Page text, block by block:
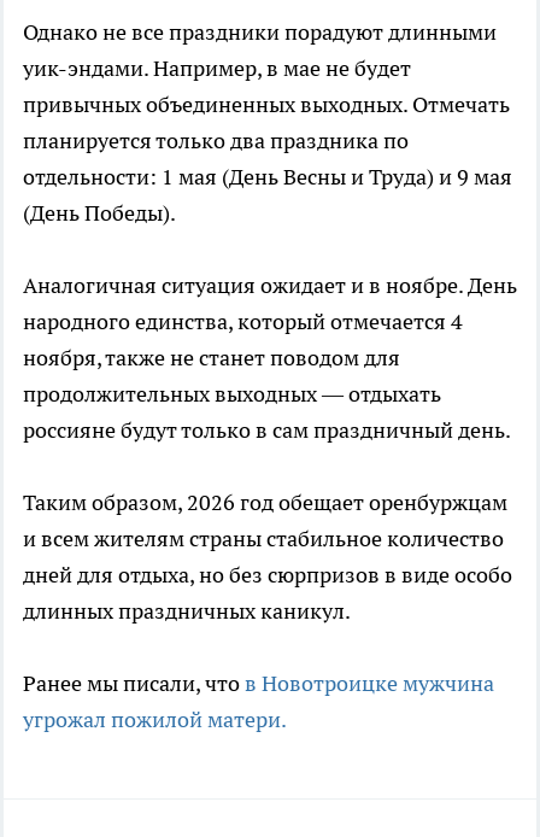
Однако не все праздники порадуют длинными
уик-эндами. Например, в мае не будет
привычных объединенных выходных. Отмечать
планируется только два праздника по
отдельности: 1 мая (День Весны и Труда) и 9 мая
(День Победы).
Аналогичная ситуация ожидает и в ноябре. День
народного единства, который отмечается 4
ноября, также не станет поводом для
продолжительных выходных — отдыхать
россияне будут только в сам праздничный день.
Таким образом, 2026 год обещает оренбуржцам
и всем жителям страны стабильное количество
дней для отдыха, но без сюрпризов в виде особо
длинных праздничных каникул.
Ранее мы писали, чтов Новотроицке мужчина
угрожал пожилой матери.